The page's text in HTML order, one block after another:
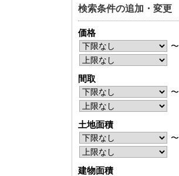
検索条件の追加・変更
価格
〜
間取
〜
土地面積
〜
建物面積
沖縄支店
物件検索
新築一戸建
エリアから探す